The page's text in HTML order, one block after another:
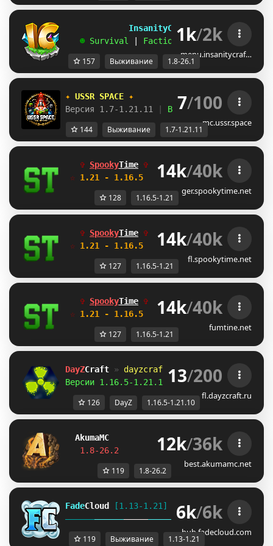
InsanityCraft || 1.8 - 26.1
☻ Survival Factions | Skyblock
1k/2k
menu.insanitycraf…
157 Выживание 1.8-26.1
✦ USSR SPACE ✦
Версия 1.7-1.21.11
Выживание | Приваты
7/100
mc.ussr.space
144 Выживание 1.7-1.21.11
✞ SpookyTime ✞ Идеальные режимы
☆ 1.21 - 1.16.5 ☆ для тебя и друзей!
14k/40k
ger.spookytime.net
128 1.16.5-1.21
✞ SpookyTime ✞ Идеальные режимы
☆ 1.21 - 1.16.5 ☆ для тебя и друзей!
14k/40k
fl.spookytime.net
127 1.16.5-1.21
✞ SpookyTime ✞ Идеальные режимы
☆ 1.21 - 1.16.5 ☆ для тебя и друзей!
14k/40k
fumtine.net
127 1.16.5-1.21
DayZCraft »
dayzcraft.ru
Версии 1.16.5-1.21.10 | Зомби апокалипсис!
13/200
fl.dayzcraft.ru
126 DayZ 1.16.5-1.21.10
AkumaMC PRIS O JU ST A
1.8-26.2 Join Now ┃ discord.gg/
12k/36k
best.akumamc.net
119 1.8-26.2
FadeCloud [1.13-1.21] PRISON GENS
6k/6k
hub.fadecloud.com
119 Выживание 1.13-1.21